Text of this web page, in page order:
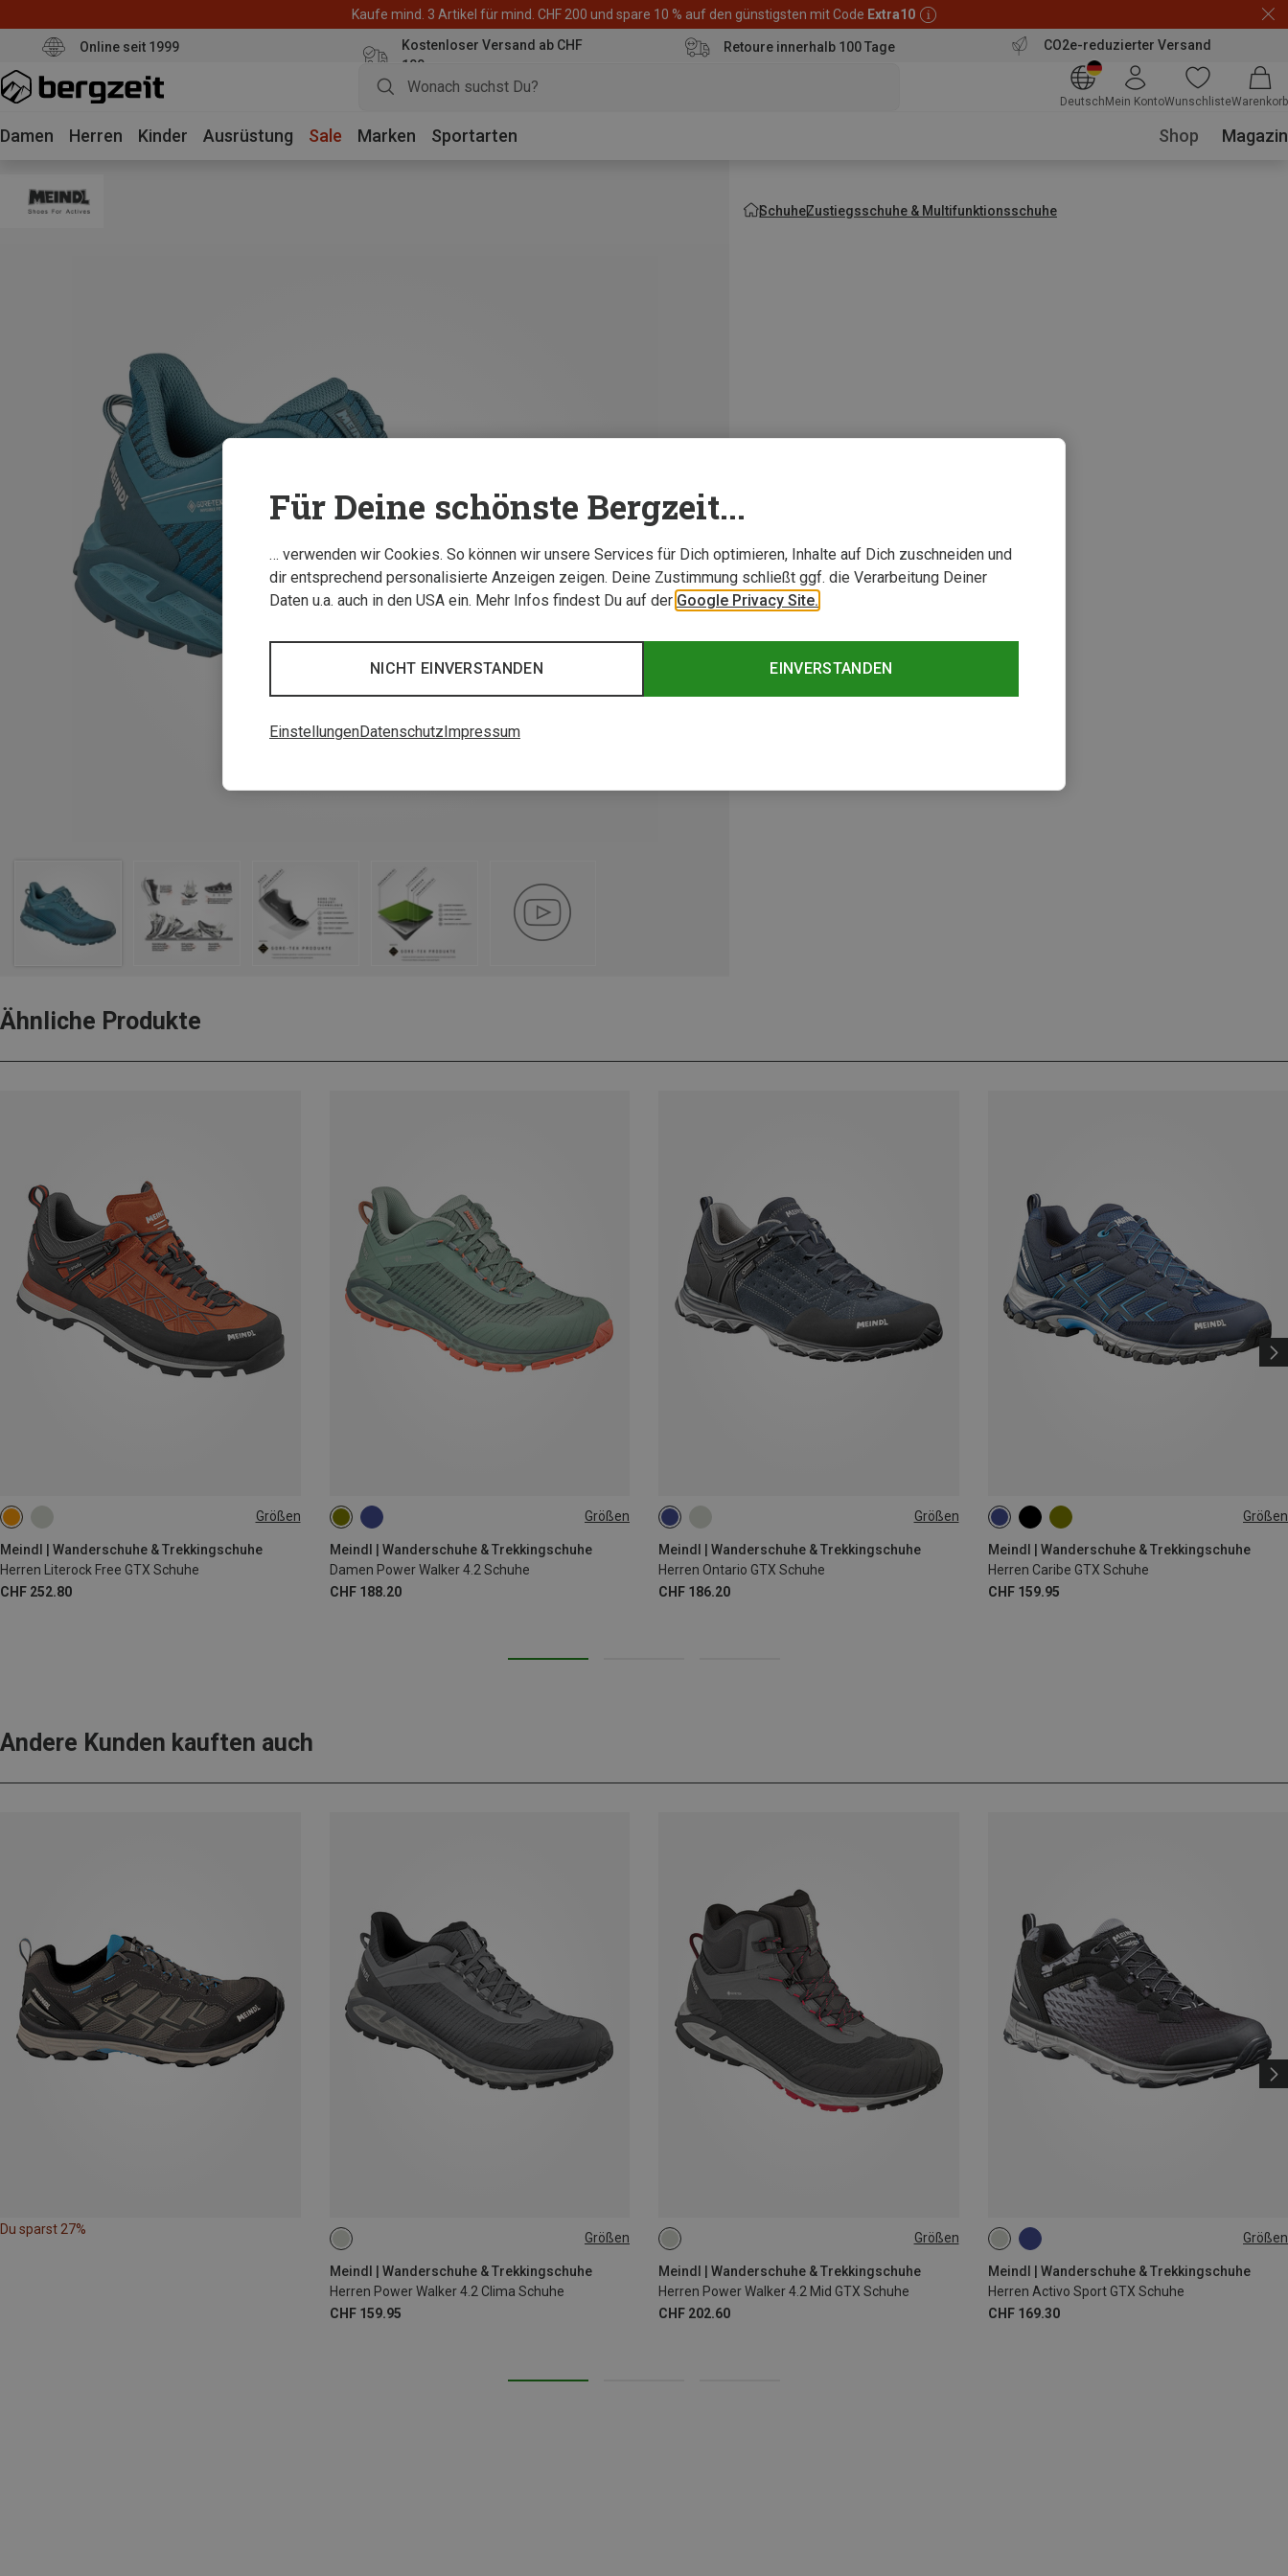
Kaufe mind. 3 Artikel für mind. CHF 200 und spare 10 % auf den günstigsten mit Code Extra10
Online seit 1999
Kostenloser Versand ab CHF
100
Retoure innerhalb 100 Tage CO2e-reduzierter Versand
Deutsch Mein KontoWunschlisteWarenkorb
Damen Herren Kinder Ausrüstung Sale Marken Sportarten Shop Magazin
SchuheZustiegsschuhe & Multifunktionsschuhe
Ähnliche Produkte
Größen
Meindl | Wanderschuhe & Trekkingschuhe
Herren Literock Free GTX Schuhe
CHF 252.80
Größen
Meindl | Wanderschuhe & Trekkingschuhe
Damen Power Walker 4.2 Schuhe
CHF 188.20
Größen
Meindl | Wanderschuhe & Trekkingschuhe
Herren Ontario GTX Schuhe
CHF 186.20
Größen
Meindl | Wanderschuhe & Trekkingschuhe
Herren Caribe GTX Schuhe
CHF 159.95
Andere Kunden kauften auch
Du sparst 27%
Größen
Meindl | Wanderschuhe & Trekkingschuhe
Herren Power Walker 4.2 Clima Schuhe
CHF 159.95
Größen
Meindl | Wanderschuhe & Trekkingschuhe
Herren Power Walker 4.2 Mid GTX Schuhe
CHF 202.60
Größen
Meindl | Wanderschuhe & Trekkingschuhe
Herren Activo Sport GTX Schuhe
CHF 169.30
Für Deine schönste Bergzeit...
… verwenden wir Cookies. So können wir unsere Services für Dich optimieren, Inhalte auf Dich zuschneiden und
dir entsprechend personalisierte Anzeigen zeigen. Deine Zustimmung schließt ggf. die Verarbeitung Deiner
Daten u.a. auch in den USA ein. Mehr Infos findest Du auf der Google Privacy Site.
EINVERSTANDEN
NICHT EINVERSTANDEN
EinstellungenDatenschutz Impressum